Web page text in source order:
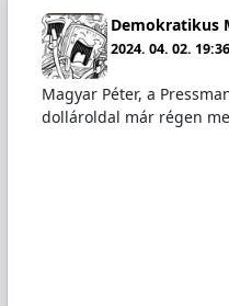
Demokratikus
2024. 04. 02. 19:36
Magyar Péter, a
dollároldal már régen